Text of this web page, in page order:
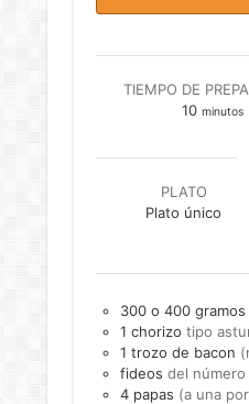
TIEMPO DE
10minutos
minutos
PLATO
Plato único
300 o 400 gramos
1 chorizo tipo
1 trozo de bacon
fideos del número
4 papas (a una